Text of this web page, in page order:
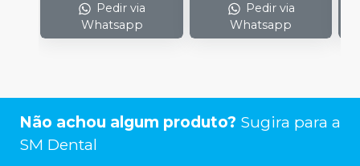
Pedir via
Whatsapp
Pedir via
Whatsapp
Não achou algum produto? Sugira para a
SM Dental